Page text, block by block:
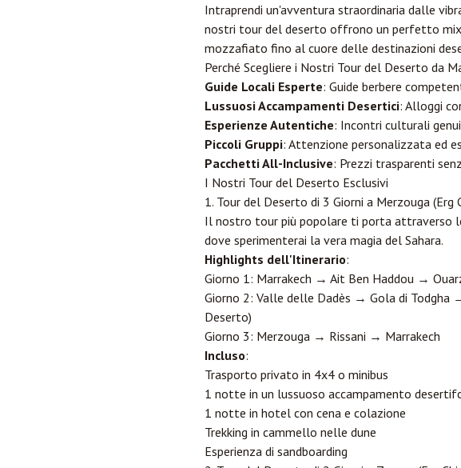
Intraprendi un'avventura straordinaria dalle
nostri tour del deserto offrono un perfetto
mozzafiato fino al cuore delle destinazioni
Perché Scegliere i Nostri Tour del Deserto da
Guide Locali Esperte: Guide berbere
Lussuosi Accampamenti Desertici: Alloggi
Esperienze Autentiche: Incontri culturali
Piccoli Gruppi: Attenzione personalizzata ed
Pacchetti All-Inclusive: Prezzi trasparenti
I Nostri Tour del Deserto Esclusivi
1. Tour del Deserto di 3 Giorni a Merzouga (Erg
Il nostro tour più popolare ti porta attraverso
dove sperimenterai la vera magia del Sahara.
Highlights dell'Itinerario:
Giorno 1: Marrakech → Ait Ben Haddou →
Giorno 2: Valle delle Dadès → Gola di Todgha
Deserto)
Giorno 3: Merzouga → Rissani → Marrakech
Incluso:
Trasporto privato in 4x4 o minibus
1 notte in un lussuoso accampamento
1 notte in hotel con cena e colazione
Trekking in cammello nelle dune
Esperienza di sandboarding